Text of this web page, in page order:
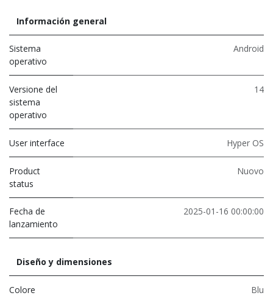
Información general
Sistema
operativo
Android
Versione del
sistema
operativo
14
User interface Hyper OS
Product
status
Nuovo
Fecha de
lanzamiento
2025-01-16 00:00:00
Diseño y dimensiones
Colore Blu